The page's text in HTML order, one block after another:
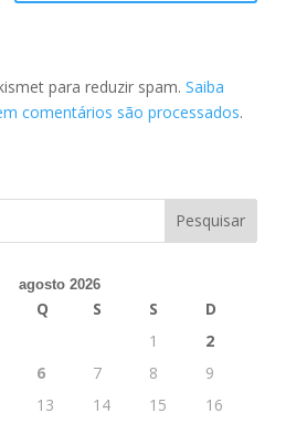
para reduzir spam. Saiba
comentários são processados.
agosto 2026
Q S S
D
1
2
6 7 8
9
13 14 15
16